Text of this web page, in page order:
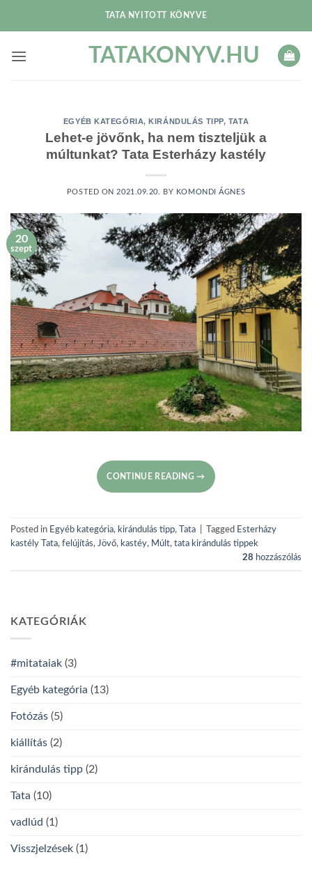
TATA NYITOTT KÖNYVE
TATAKONYV.HU
EGYÉB KATEGÓRIA,KIRÁNDULÁS TIPP, TATA
Lehet-e jövőnk, ha nem tiszteljük a
múltunkat? Tata Esterházy kastély
POSTED ON 2021.09.20. BY KOMONDI ÁGNES
20
szept
CONTINUE READING→
Posted in Egyéb kategória, kirándulás tipp, Tata Tagged Esterházy
kastély Tata, felújítás, Jövő, kastéy, Múlt, tata kirándulás tippek
28 hozzászólás
KATEGÓRIÁK
#mitataiak (3)
Egyéb kategória (13)
Fotózás (5)
kiállítás (2)
kirándulás tipp (2)
Tata (10)
vadlúd (1)
Visszjelzések (1)